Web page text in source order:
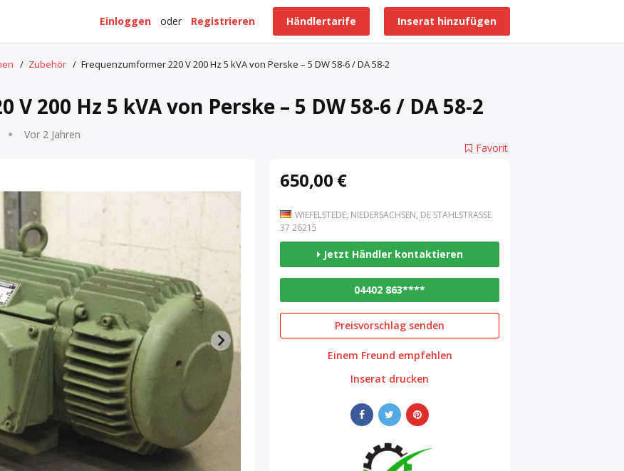
Inserat hinzufügen
Händlertarife
Registrieren
oder
Einloggen
/ Zubehör / Frequenzumformer 220 V 200 Hz 5 kVA von Perske – 5 DW 58-6 / DA 58-2
200 Hz 5 kVA von Perske – 5 DW 58-6 / DA 58-2
Vor 2 Jahren
Favorit
650,00 €
WIEFELSTEDE, NIEDERSACHSEN, DE STAHLSTRASSE 3
7 26215
Jetzt Händler kontaktieren
04402 863****
Preisvorschlag senden
Einem Freund empfehlen
Inserat drucken